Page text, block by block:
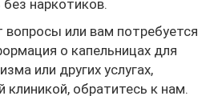
наркотиков.
вопросы или вам потребуется
о капельницах для
или других услугах,
обратитесь к нам.